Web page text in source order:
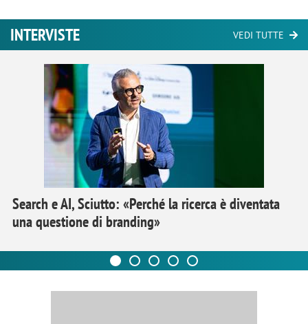
INTERVISTE VEDI TUTTE
Search e AI, Sciutto: «Perché la ricerca è diventata
una questione di branding»